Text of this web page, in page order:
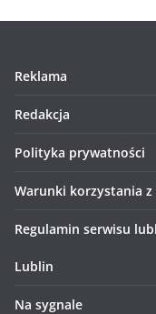
Reklama
Redakcja
Polityka prywatności
Warunki korzystania z
Regulamin serwisu
Lublin
Na sygnale